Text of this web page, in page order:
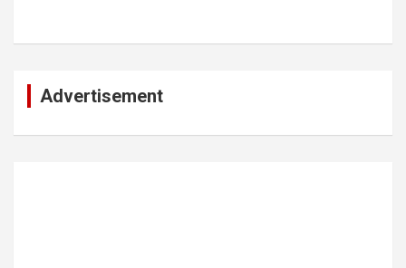
Advertisement